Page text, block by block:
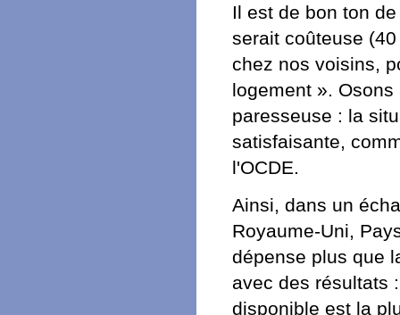
Il est de bon ton
serait coûteuse
chez nos voisins,
logement ».
paresseuse : la
satisfaisante,
l'OCDE.
Ainsi, dans un
Royaume-Uni,
dépense plus que
avec des résultats
disponible est la